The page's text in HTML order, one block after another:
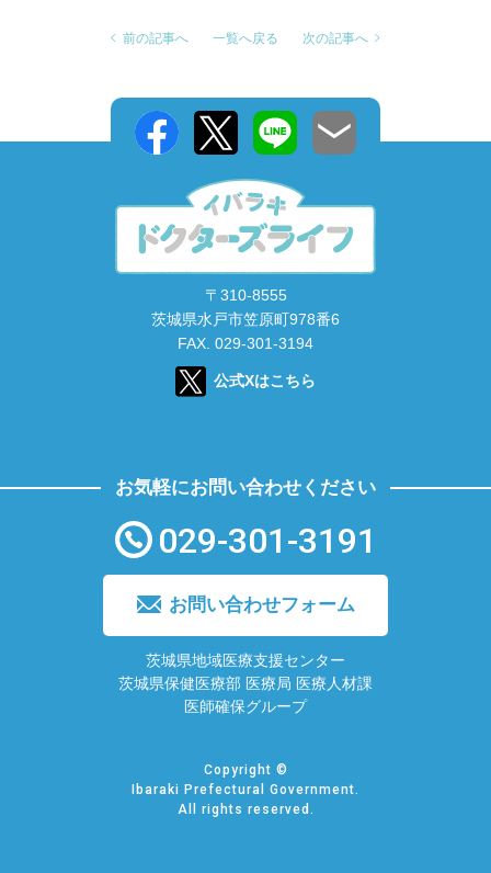
前の記事へ 一覧へ戻る 次の記事へ
〒310-8555
茨城県水戸市笠原町978番6
FAX. 029-301-3194
公式Xはこちら
お気軽にお問い合わせください
029-301-3191
お問い合わせフォーム
茨城県地域医療支援センター
茨城県保健医療部 医療局 医療人材課
医師確保グループ
Copyright ©
Ibaraki Prefectural Government.
All rights reserved.